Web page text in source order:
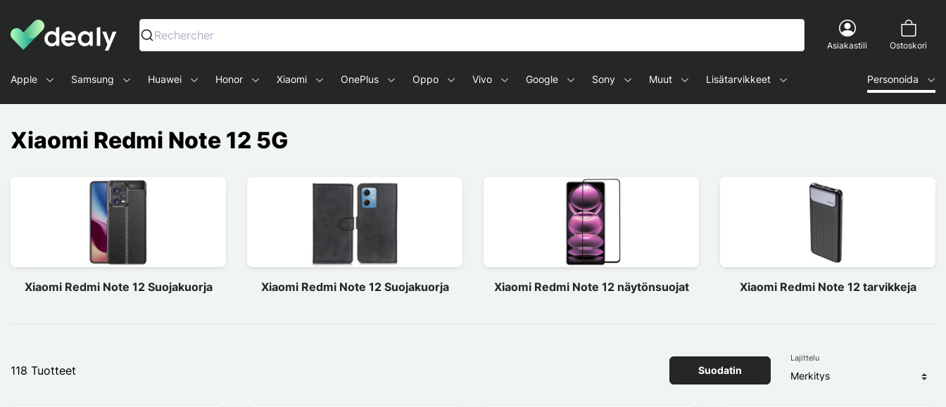
Dealy - Kotelot ja tarvikkeet älypuhelimille ja tableteille
Rechercher
Asiakastili Ostoskori
Apple Samsung Huawei Honor Xiaomi OnePlus Oppo Vivo Google Sony Muut Lisätarvikkeet Personoida
Xiaomi Redmi Note 12 5G
Xiaomi Redmi Note 12 Suojakuorja Xiaomi Redmi Note 12 Suojakuorja Xiaomi Redmi Note 12 näytönsuojat Xiaomi Redmi Note 12 tarvikkeja
118 Tuotteet Suodatin
Lajittelu